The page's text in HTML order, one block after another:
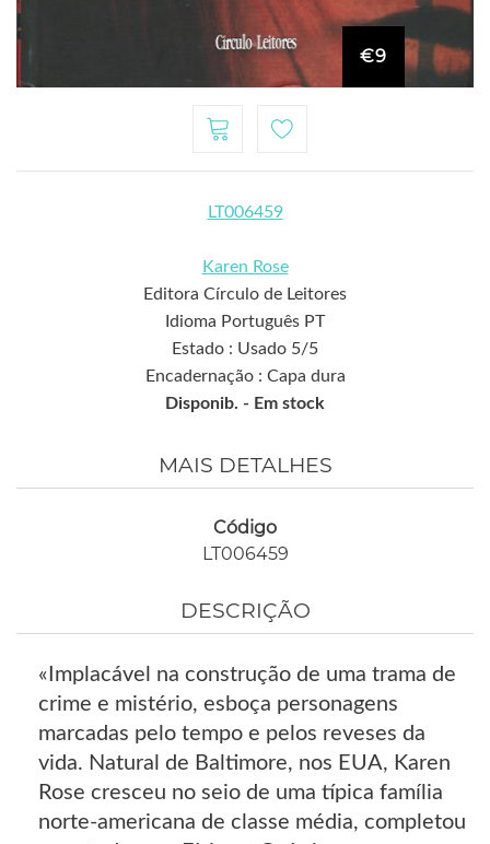
€9
LT006459
Karen Rose
Editora Círculo de Leitores
Idioma Português PT
Estado : Usado 5/5
Encadernação : Capa dura
Disponib. - Em stock
MAIS DETALHES
Código
LT006459
DESCRIÇÃO
«Implacável na construção de uma trama de
crime e mistério, esboça personagens
marcadas pelo tempo e pelos reveses da
vida. Natural de Baltimore, nos EUA, Karen
Rose cresceu no seio de uma típica família
norte-americana de classe média, completou